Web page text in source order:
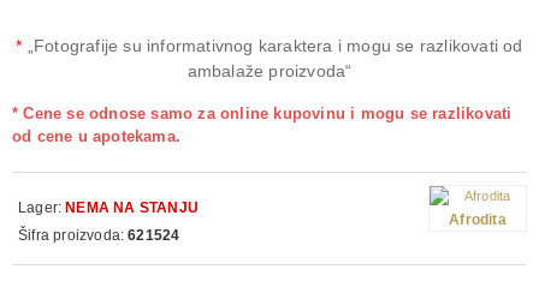
* „Fotografije su informativnog karaktera i mogu se razlikovati od
ambalaže proizvoda“
* Cene se odnose samo za online kupovinu i mogu se razlikovati
od cene u apotekama.
Lager: NEMA NA STANJU
Šifra proizvoda: 621524
Afrodita